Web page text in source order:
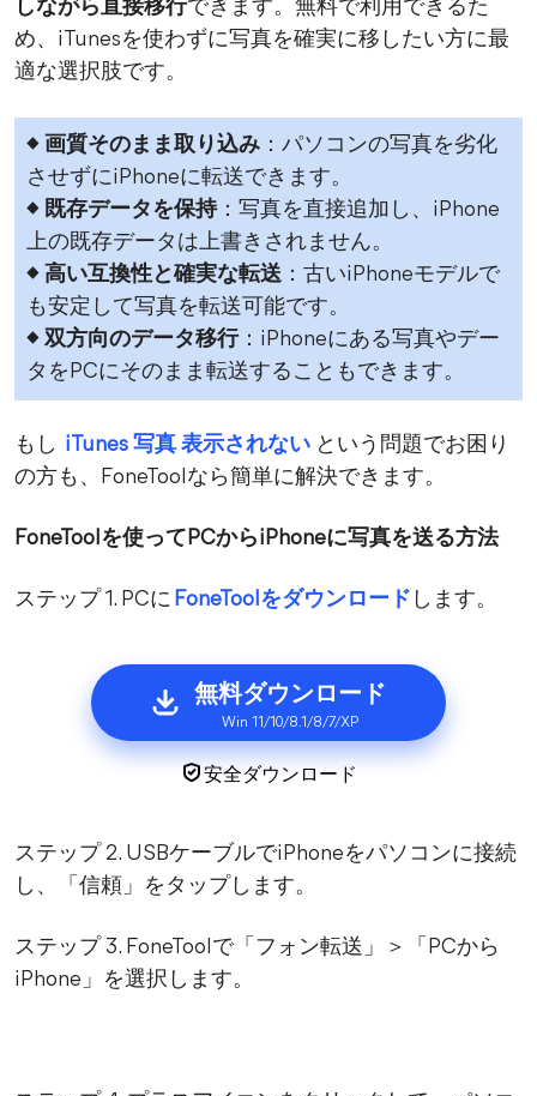
しながら直接移行できます。無料で利用できるた
め、iTunesを使わずに写真を確実に移したい方に最
適な選択肢です。
◆ 画質そのまま取り込み ：パソコンの写真を劣化
させずにiPhoneに転送できます。
◆ 既存データを保持：写真を直接追加し、iPhone
上の既存データは上書きされません。
◆ 高い互換性と確実な転送 ：古いiPhoneモデルで
も安定して写真を転送可能です。
◆ 双方向のデータ移行：iPhoneにある写真やデー
タをPCにそのまま転送することもできます。
もし iTunes 写真 表示されないという問題でお困り
の方も、FoneToolなら簡単に解決できます。
FoneToolを使ってPCからiPhoneに写真を送る方法
ステップ 1. PCに FoneToolをダウンロード します。
無料ダウンロード
Win 11/10/8.1/8/7/XP
安全ダウンロード
ステップ 2. USBケーブルでiPhoneをパソコンに接続
し、「信頼」をタップします。
ステップ 3. FoneToolで「フォン転送」＞「PCから
iPhone」を選択します。